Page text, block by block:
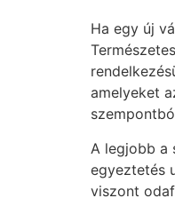
Ha egy új
amelyeket
A legjobb a
egyeztetés
viszont